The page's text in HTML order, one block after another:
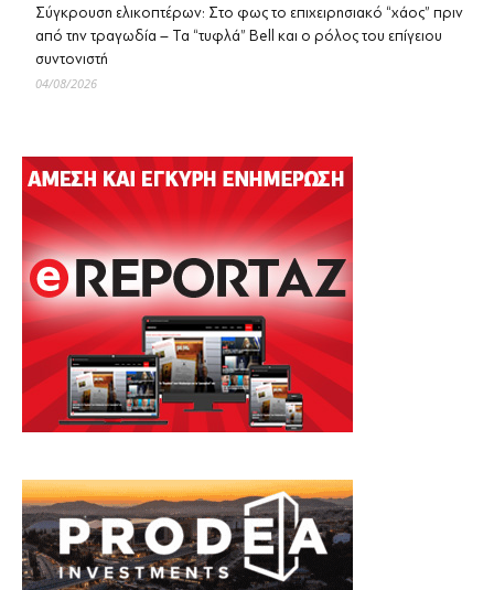
Σύγκρουση ελικοπτέρων: Στο φως το επιχειρησιακό “χάος” πριν
από την τραγωδία – Τα “τυφλά” Bell και ο ρόλος του επίγειου
συντονιστή
04/08/2026